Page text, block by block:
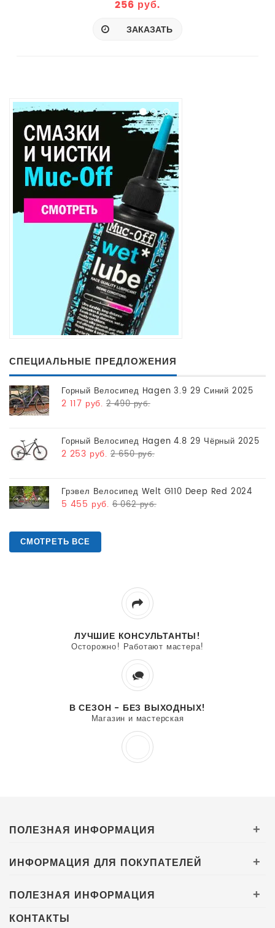
256 руб.
ЗАКАЗАТЬ
СПЕЦИАЛЬНЫЕ ПРЕДЛОЖЕНИЯ
Горный Велосипед Hagen 3.9 29 Синий 2025
2 117 руб.2 490 руб.
Горный Велосипед Hagen 4.8 29 Чёрный 2025
2 253 руб.2 650 руб.
Грэвел Велосипед Welt G110 Deep Red 2024
5 455 руб.6 062 руб.
СМОТРЕТЬ ВСЕ
ЛУЧШИЕ КОНСУЛЬТАНТЫ!
Осторожно! Работают мастера!
В СЕЗОН - БЕЗ ВЫХОДНЫХ!
Магазин и мастерская
ПОЛЕЗНАЯ ИНФОРМАЦИЯ +
ИНФОРМАЦИЯ ДЛЯ ПОКУПАТЕЛЕЙ +
ПОЛЕЗНАЯ ИНФОРМАЦИЯ +
КОНТАКТЫ